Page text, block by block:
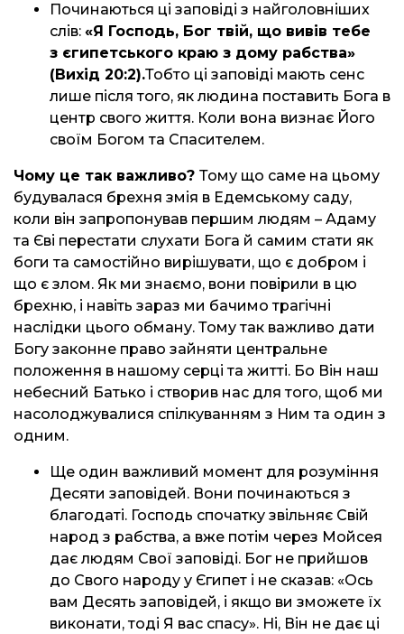
Починаються ці заповіді з найголовніших
слів: «Я Господь, Бог твій, що вивів тебе
з єгипетського краю з дому рабства»
(Вихід 20:2).Тобто ці заповіді мають сенс
лише після того, як людина поставить Бога в
центр свого життя. Коли вона визнає Його
своїм Богом та Спасителем.
Чому це так важливо? Тому що саме на цьому
будувалася брехня змія в Едемському саду,
коли він запропонував першим людям – Адаму
та Єві перестати слухати Бога й самим стати як
боги та самостійно вирішувати, що є добром і
що є злом. Як ми знаємо, вони повірили в цю
брехню, і навіть зараз ми бачимо трагічні
наслідки цього обману. Тому так важливо дати
Богу законне право зайняти центральне
положення в нашому серці та житті. Бо Він наш
небесний Батько і створив нас для того, щоб ми
насолоджувалися спілкуванням з Ним та один з
одним.
Ще один важливий момент для розуміння
Десяти заповідей. Вони починаються з
благодаті. Господь спочатку звільняє Свій
народ з рабства, а вже потім через Мойсея
дає людям Свої заповіді. Бог не прийшов
до Свого народу у Єгипет і не сказав: «Ось
вам Десять заповідей, і якщо ви зможете їх
виконати, тоді Я вас спасу». Ні, Він не дає ці